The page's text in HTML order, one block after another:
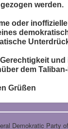
werden.
oder
Gerechtigkeit
dem
Grüßen
Demokratic Party